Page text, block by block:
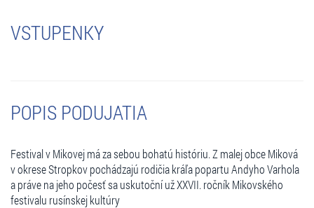
VSTUPENKY
POPIS PODUJATIA
Festival v Mikovej má za sebou bohatú históriu. Z malej obce Miková
v okrese Stropkov pochádzajú rodičia kráľa popartu Andyho Varhola
a práve na jeho počesť sa uskutoční už XXVII. ročník Mikovského
festivalu rusínskej kultúry